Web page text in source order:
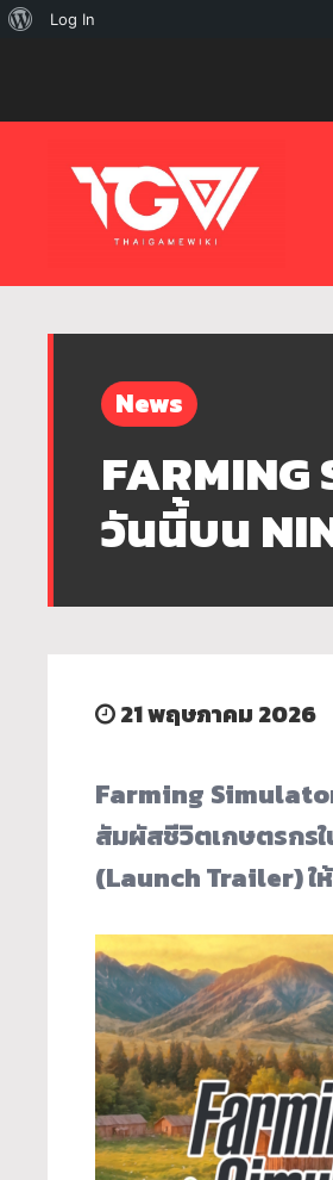
News
วันนี้บน
21 พฤษภาคม 2026
Farming
สัมผัสชีวิตเกษตรกร
(Launch Trailer) ใ
เกี่ยวLog In